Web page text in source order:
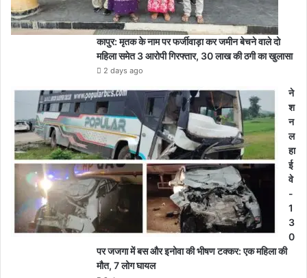
कापुर: मृतक के नाम पर फर्जीवाड़ा कर जमीन बेचने वाले दो
महिला समेत 3 आरोपी गिरफ्तार, 30 लाख की ठगी का खुलासा
2 days ago
ने
श
न
ल
हा
ई
वे
-
1
3
0
पर जजगा में बस और इनोवा की भीषण टक्कर: एक महिला की
मौत, 7 लोग घायल